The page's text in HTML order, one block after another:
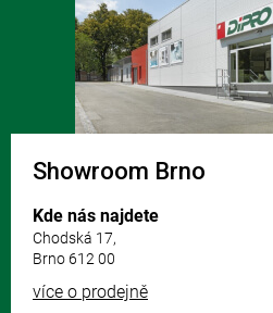
Showroom Brno
Kde nás najdete
Chodská 17,
Brno 612 00
více o prodejně